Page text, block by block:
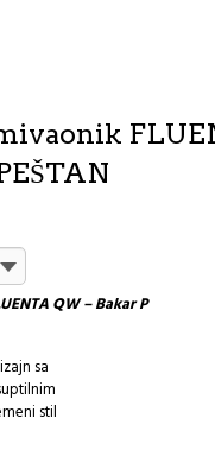
QW – Bakar P
sa
stil